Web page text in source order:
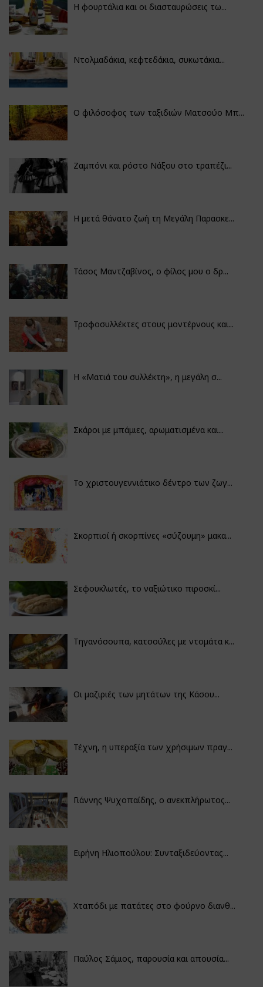
Η φουρτάλια και οι διασταυρώσεις τω...
Ντολμαδάκια, κεφτεδάκια, συκωτάκια...
Ο φιλόσοφος των ταξιδιών Ματσούο Μπ...
Ζαμπόνι και ρόστο Νάξου στο τραπέζι...
Η μετά θάνατο ζωή τη Μεγάλη Παρασκε...
Τάσος Μαντζαβίνος, ο φίλος μου ο δρ...
Τροφοσυλλέκτες στους μοντέρνους και...
H «Ματιά του συλλέκτη», η μεγάλη σ...
Σκάροι με μπάμιες, αρωματισμένα και...
Το χριστουγεννιάτικο δέντρο των ζωγ...
Σκορπιοί ή σκορπίνες «σύζουμη» μακα...
Σεφουκλωτές, το ναξιώτικο πιροσκί...
Τηγανόσουπα, κατσούλες με ντομάτα κ...
Οι μαζιριές των μητάτων της Κάσου...
Τέχνη, η υπεραξία των χρήσιμων πραγ...
Γιάννης Ψυχοπαίδης, ο ανεκπλήρωτος...
Ειρήνη Ηλιοπούλου: Συνταξιδεύοντας...
Χταπόδι με πατάτες στο φούρνο διανθ...
Παύλος Σάμιος, παρουσία και απουσία...